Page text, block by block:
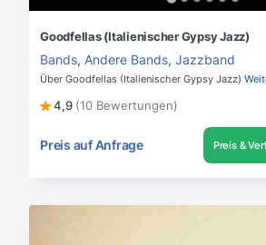
Goodfellas (Italienischer Gypsy Jazz)
Bands, Andere Bands, Jazzband
Über Goodfellas (Italienischer Gypsy Jazz)
4,9 (10 Bewertungen)
Preis auf Anfrage Preis &